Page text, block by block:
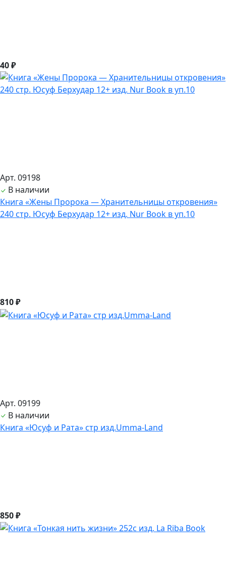
40 ₽
Арт. 09198
В наличии
Книга «Жены Пророка — Хранительницы откровения»
240 стр. Юсуф Берхудар 12+ изд. Nur Book в уп.10
810 ₽
Арт. 09199
В наличии
Книга «Юсуф и Рата» стр изд.Umma-Land
850 ₽